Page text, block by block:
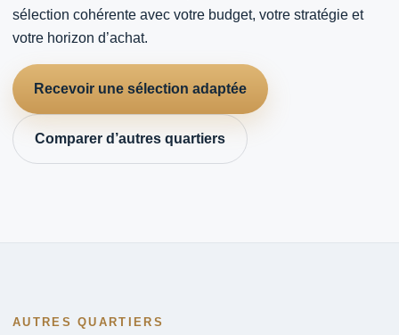
sélection cohérente avec votre budget, votre stratégie et
votre horizon d’achat.
Recevoir une sélection adaptée
Comparer d’autres quartiers
AUTRES QUARTIERS